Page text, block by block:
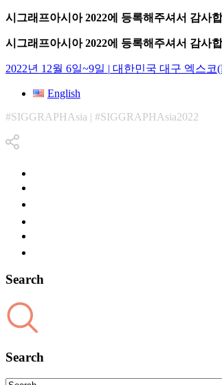
시그래프아시아 2022에 등록해주셔서 감사
시그래프아시아 2022에 등록해주셔서 감사
2022년 12월 6일~9일 | 대한민국 대구 엑스코
English
#SIGGRAPHAsia | #SIGGRAPHAsia2022
Search
Search